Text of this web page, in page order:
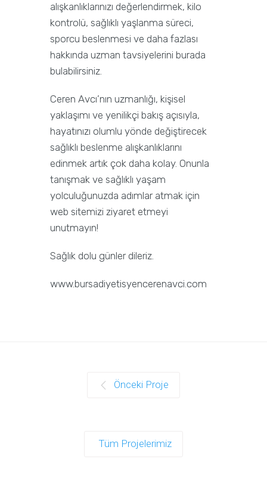
alışkanlıklarınızı değerlendirmek, kilo
kontrolü, sağlıklı yaşlanma süreci,
sporcu beslenmesi ve daha fazlası
hakkında uzman tavsiyelerini burada
bulabilirsiniz.
Ceren Avcı’nın uzmanlığı, kişisel
yaklaşımı ve yenilikçi bakış açısıyla,
hayatınızı olumlu yönde değiştirecek
sağlıklı beslenme alışkanlıklarını
edinmek artık çok daha kolay. Onunla
tanışmak ve sağlıklı yaşam
yolculuğunuzda adımlar atmak için
web sitemizi ziyaret etmeyi
unutmayın!
Sağlık dolu günler dileriz.
www.bursadiyetisyencerenavci.com
Önceki Proje
Tüm Projelerimiz